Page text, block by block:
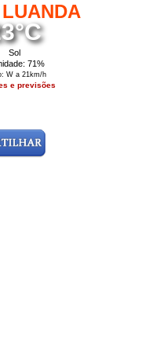
Sol
71%
W a 21km/h
e previsões